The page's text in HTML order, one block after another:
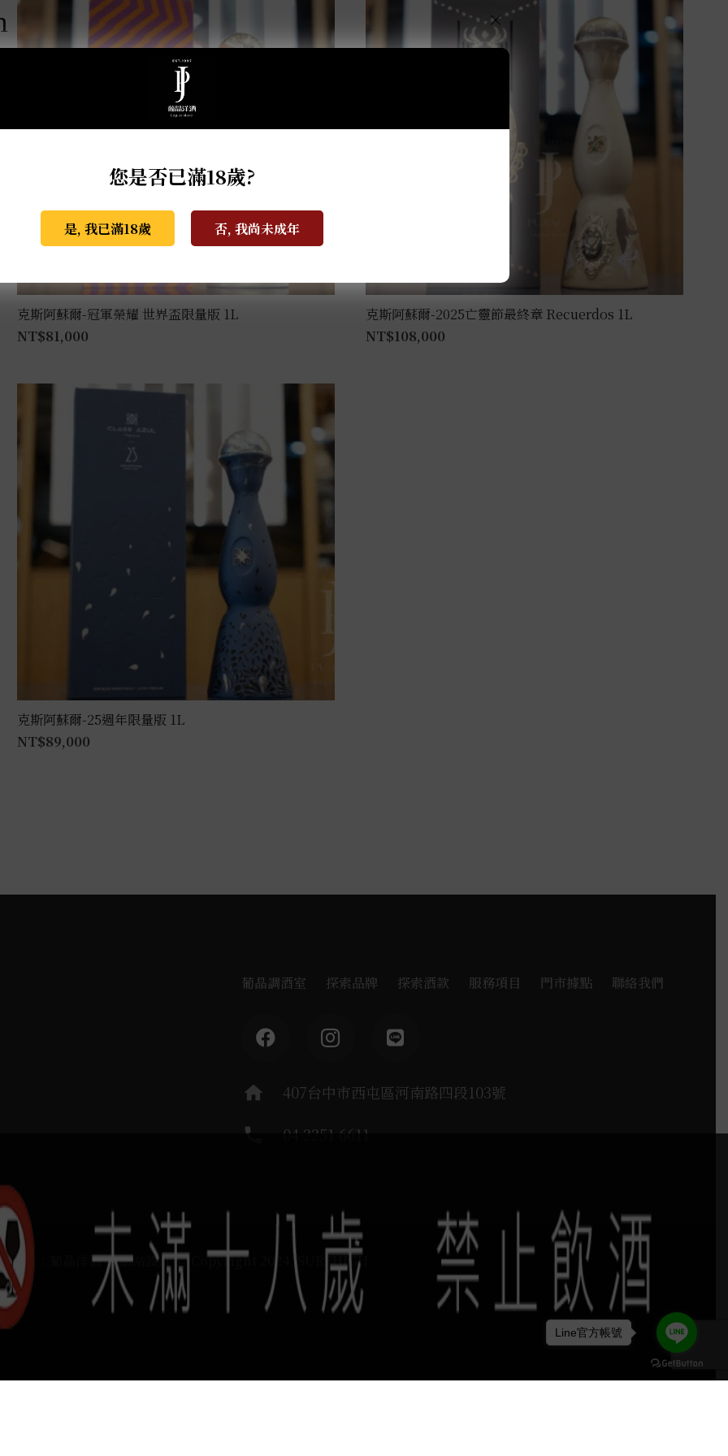
克斯阿蘇爾-冠軍榮耀 世界盃限量版 1L
NT$81,000
克斯阿蘇爾-2025亡靈節最終章 Recuerdos 1L
NT$108,000
克斯阿蘇爾-25週年限量版 1L
NT$89,000
葡晶調酒室 探索品牌 探索酒款 服務項目 門市據點 聯絡我們
home 407台中市西屯區河南路四段103號
phone 04 2251 6611
負責：葡晶洋酒 / 網站設計 Ⓒ Copyright 2024, SUREHIGH
您是否已滿18歲?
是, 我已滿18歲 否, 我尚未成年
×
Line官方帳號